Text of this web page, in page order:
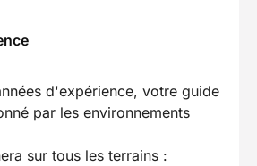
d'expérience, votre guide
par les environnements
sur tous les terrains :